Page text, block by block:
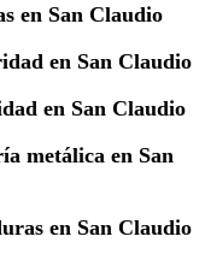
en San Claudio
en San Claudio
en San Claudio
metálica en San
en San Claudio